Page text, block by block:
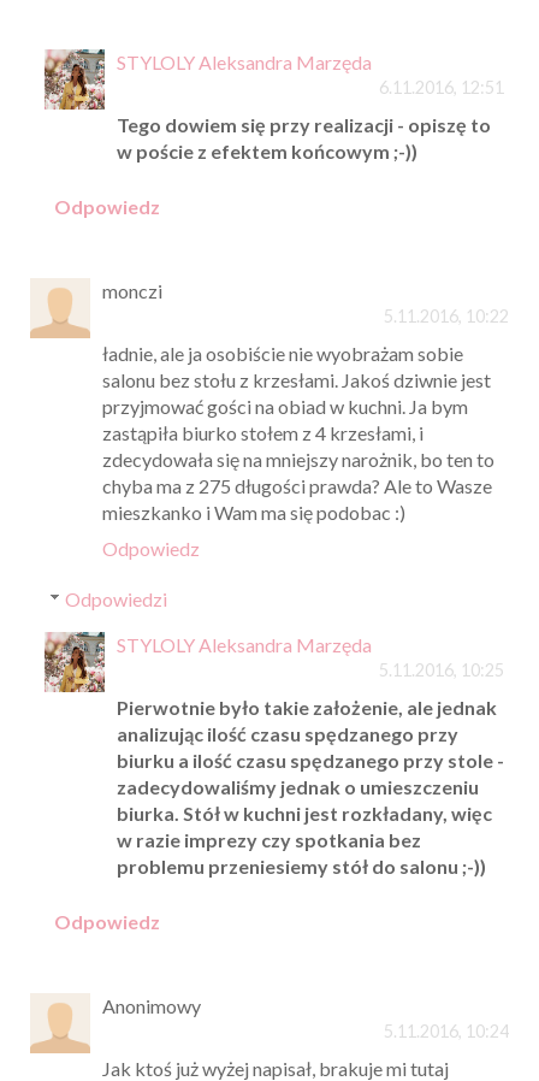
STYLOLY Aleksandra Marzęda
6.11.2016, 12:51
Tego dowiem się przy realizacji - opiszę to
w poście z efektem końcowym ;-))
Odpowiedz
monczi
5.11.2016, 10:22
ładnie, ale ja osobiście nie wyobrażam sobie
salonu bez stołu z krzesłami. Jakoś dziwnie jest
przyjmować gości na obiad w kuchni. Ja bym
zastąpiła biurko stołem z 4 krzesłami, i
zdecydowała się na mniejszy narożnik, bo ten to
chyba ma z 275 długości prawda? Ale to Wasze
mieszkanko i Wam ma się podobac :)
Odpowiedz
Odpowiedzi
STYLOLY Aleksandra Marzęda
5.11.2016, 10:25
Pierwotnie było takie założenie, ale jednak
analizując ilość czasu spędzanego przy
biurku a ilość czasu spędzanego przy stole -
zadecydowaliśmy jednak o umieszczeniu
biurka. Stół w kuchni jest rozkładany, więc
w razie imprezy czy spotkania bez
problemu przeniesiemy stół do salonu ;-))
Odpowiedz
Anonimowy
5.11.2016, 10:24
Jak ktoś już wyżej napisał, brakuje mi tutaj